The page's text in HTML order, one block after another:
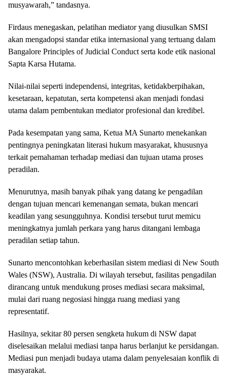
musyawarah,” tandasnya.
Firdaus menegaskan, pelatihan mediator yang diusulkan SMSI
akan mengadopsi standar etika internasional yang tertuang dalam
Bangalore Principles of Judicial Conduct serta kode etik nasional
Sapta Karsa Hutama.
Nilai-nilai seperti independensi, integritas, ketidakberpihakan,
kesetaraan, kepatutan, serta kompetensi akan menjadi fondasi
utama dalam pembentukan mediator profesional dan kredibel.
Pada kesempatan yang sama, Ketua MA Sunarto menekankan
pentingnya peningkatan literasi hukum masyarakat, khususnya
terkait pemahaman terhadap mediasi dan tujuan utama proses
peradilan.
Menurutnya, masih banyak pihak yang datang ke pengadilan
dengan tujuan mencari kemenangan semata, bukan mencari
keadilan yang sesungguhnya. Kondisi tersebut turut memicu
meningkatnya jumlah perkara yang harus ditangani lembaga
peradilan setiap tahun.
Sunarto mencontohkan keberhasilan sistem mediasi di New South
Wales (NSW), Australia. Di wilayah tersebut, fasilitas pengadilan
dirancang untuk mendukung proses mediasi secara maksimal,
mulai dari ruang negosiasi hingga ruang mediasi yang
representatif.
Hasilnya, sekitar 80 persen sengketa hukum di NSW dapat
diselesaikan melalui mediasi tanpa harus berlanjut ke persidangan.
Mediasi pun menjadi budaya utama dalam penyelesaian konflik di
masyarakat.